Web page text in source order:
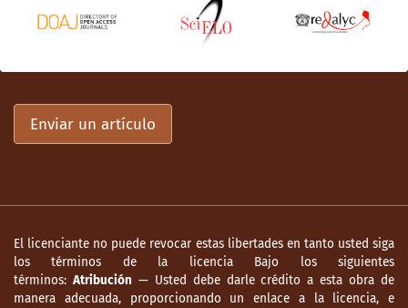
Enviar un artículo
El licenciante no puede revocar estas libertades en tanto usted siga
los términos de la licencia Bajo los siguientes
términos: Atribución — Usted debe darle crédito a esta obra de
manera adecuada, proporcionando un enlace a la licencia, e